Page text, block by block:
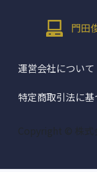
門田
運営会社について
特定商取引法に
Copyright © 株